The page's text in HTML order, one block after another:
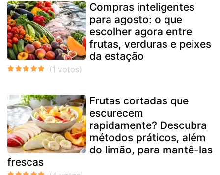
Compras inteligentes
para agosto: o que
escolher agora entre
frutas, verduras e peixes
da estação
Frutas cortadas que
escurecem
rapidamente? Descubra
métodos práticos, além
do limão, para mantê-las
frescas